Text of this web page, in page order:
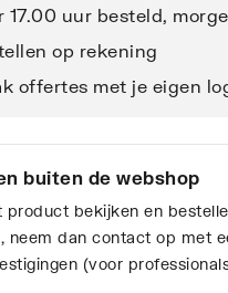
17.00 uur besteld,
op rekening
offertes met je eigen
buiten de webshop
product bekijken en
neem dan contact op met
(voor